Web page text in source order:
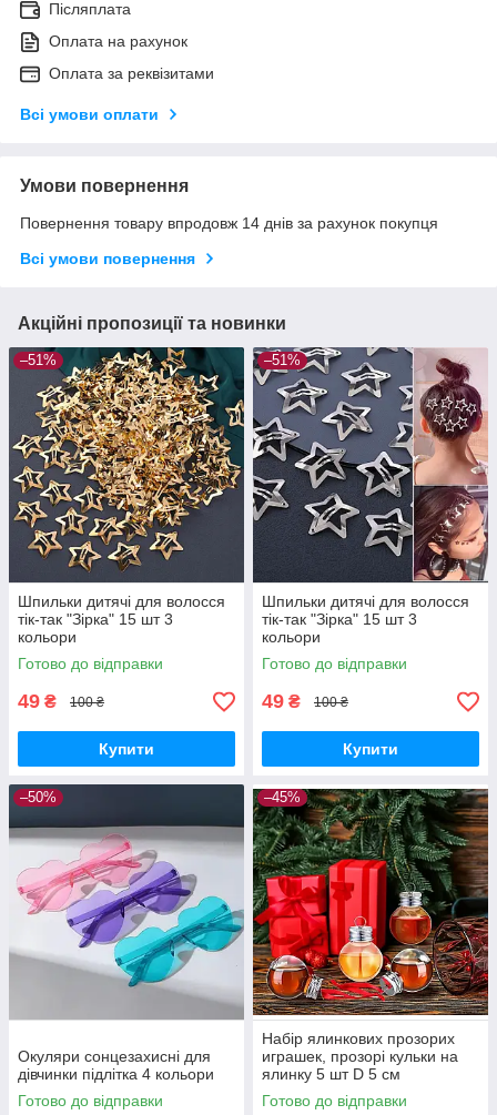
Післяплата
Оплата на рахунок
Оплата за реквізитами
Всі умови оплати
Умови повернення
Повернення товару впродовж 14 днів за рахунок покупця
Всі умови повернення
Акційні пропозиції та новинки
–51%
Шпильки дитячі для волосся
тік-так "Зірка" 15 шт 3
кольори
Готово до відправки
49 ₴ 100 ₴
Купити
–51%
Шпильки дитячі для волосся
тік-так "Зірка" 15 шт 3
кольори
Готово до відправки
49 ₴ 100 ₴
Купити
–50%
Окуляри сонцезахисні для
дівчинки підлітка 4 кольори
Готово до відправки
–45%
Набір ялинкових прозорих
играшек, прозорі кульки на
ялинку 5 шт D 5 см
Готово до відправки